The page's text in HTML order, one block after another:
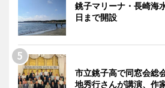
銚子マリーナ・長崎
日まで開設
市立銚子高で同窓会
地秀行さんが講演、作